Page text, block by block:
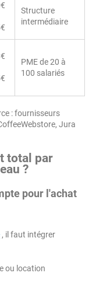
Structure
intermédiaire
PME de 20 à
100 salariés
: fournisseurs
Jura
total par
?
pour l'achat
, il faut intégrer
ou location